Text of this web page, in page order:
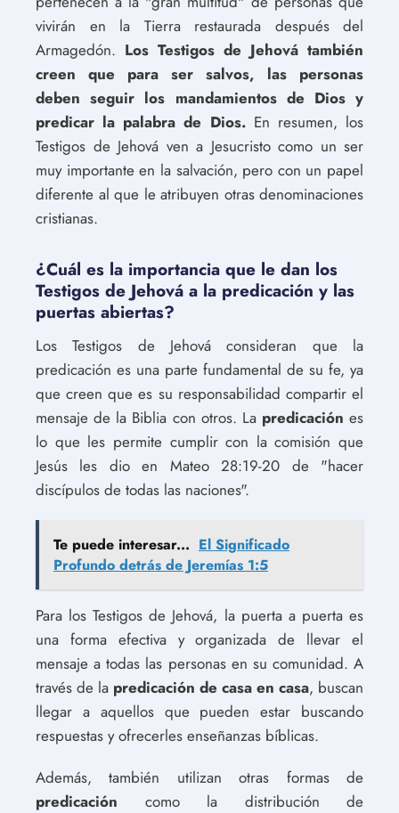
vivirán en la Tierra restaurada después del
Armagedón. Los Testigos de Jehová también
creen que para ser salvos, las personas
deben seguir los mandamientos de Dios y
predicar la palabra de Dios. En resumen, los
Testigos de Jehová ven a Jesucristo como un ser
muy importante en la salvación, pero con un papel
diferente al que le atribuyen otras denominaciones
cristianas.
¿Cuál es la importancia que le dan los
Testigos de Jehová a la predicación y las
puertas abiertas?
Los Testigos de Jehová consideran que la
predicación es una parte fundamental de su fe, ya
que creen que es su responsabilidad compartir el
mensaje de la Biblia con otros. La predicación es
lo que les permite cumplir con la comisión que
Jesús les dio en Mateo 28:19-20 de "hacer
discípulos de todas las naciones".
Te puede interesar... El Significado
Profundo detrás de Jeremías 1:5
Para los Testigos de Jehová, la puerta a puerta es
una forma efectiva y organizada de llevar el
mensaje a todas las personas en su comunidad. A
través de la predicación de casa en casa, buscan
llegar a aquellos que pueden estar buscando
respuestas y ofrecerles enseñanzas bíblicas.
Además, también utilizan otras formas de
predicación como la distribución de